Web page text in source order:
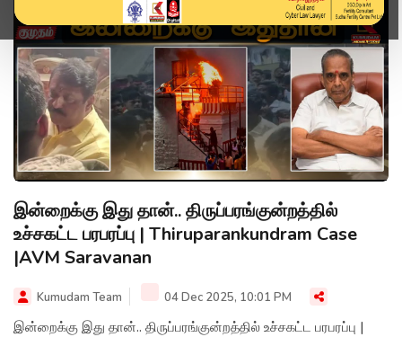
இன்றைக்கு இது தான்.. திருப்பரங்குன்றத்தில்
உச்சகட்ட பரபரப்பு | Thiruparankundram Case
|AVM Saravanan
Kumudam Team 04 Dec 2025, 10:01 PM
இன்றைக்கு இது தான்.. திருப்பரங்குன்றத்தில் உச்சகட்ட பரபரப்பு |